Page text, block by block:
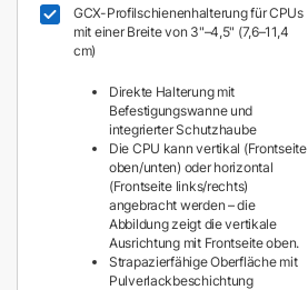
GCX-Profilschienenhalterung für CPUs
mit einer Breite von 3"–4,5" (7,6–11,4
cm)
Direkte Halterung mit
Befestigungswanne und
integrierter Schutzhaube
Die CPU kann vertikal (Frontseite
oben/unten) oder horizontal
(Frontseite links/rechts)
angebracht werden – die
Abbildung zeigt die vertikale
Ausrichtung mit Frontseite oben.
Strapazierfähige Oberfläche mit
Pulverlackbeschichtung